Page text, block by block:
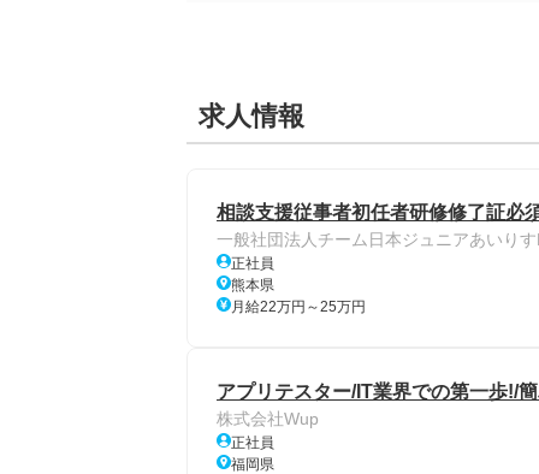
求人情報
相談支援従事者初任者研修修了証必
一般社団法人チーム日本ジュニアあいり
正社員
熊本県
月給22万円～25万円
アプリテスター/IT業界での第一歩!/
株式会社Wup
正社員
福岡県